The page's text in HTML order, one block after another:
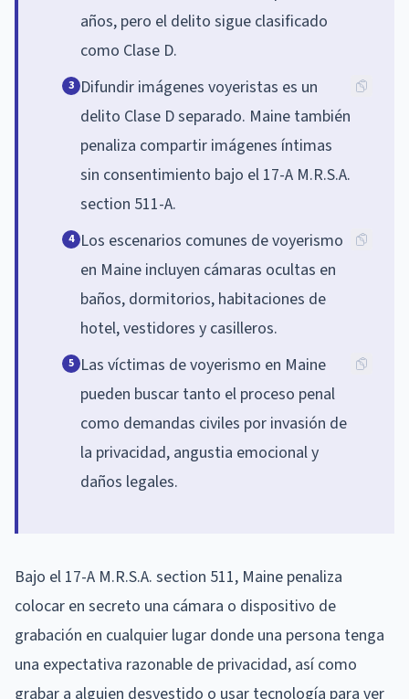
años, pero el delito sigue clasificado
como Clase D.
3 Difundir imágenes voyeristas es un
delito Clase D separado. Maine también
penaliza compartir imágenes íntimas
sin consentimiento bajo el 17-A M.R.S.A.
section 511-A.
4 Los escenarios comunes de voyerismo
en Maine incluyen cámaras ocultas en
baños, dormitorios, habitaciones de
hotel, vestidores y casilleros.
5 Las víctimas de voyerismo en Maine
pueden buscar tanto el proceso penal
como demandas civiles por invasión de
la privacidad, angustia emocional y
daños legales.
Bajo el 17-A M.R.S.A. section 511, Maine penaliza
colocar en secreto una cámara o dispositivo de
grabación en cualquier lugar donde una persona tenga
una expectativa razonable de privacidad, así como
grabar a alguien desvestido o usar tecnología para ver